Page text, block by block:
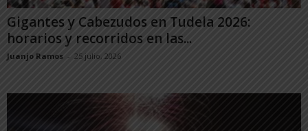
Gigantes y Cabezudos en Tudela 2026:
horarios y recorridos en las...
Juanjo Ramos - 25 julio, 2026